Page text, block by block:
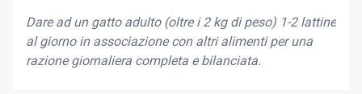
Dare ad un gatto adulto (oltre i 2 kg di peso) 1-2 lattine
al giorno in associazione con altri alimenti per una
razione giornaliera completa e bilanciata.